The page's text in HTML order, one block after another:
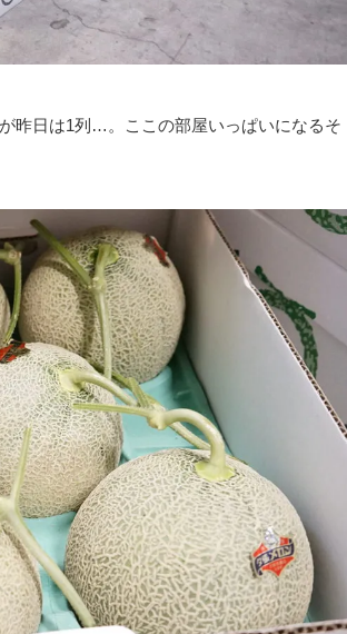
昨日は1列…。ここの部屋いっぱいになるそ